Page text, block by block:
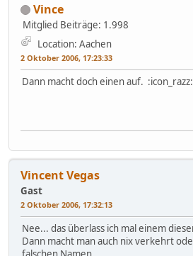
Vince
Mitglied Beiträge: 1.998
Location: Aachen
2 Oktober 2006, 17:23:33
Dann macht doch einen auf. :icon_razz:
Vincent Vegas
Gast
2 Oktober 2006, 17:32:13
Nee... das überlass ich mal einem
Dann macht man auch nix verkehrt